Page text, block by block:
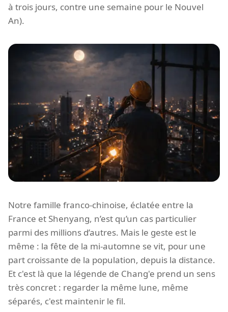
à trois jours, contre une semaine pour le Nouvel
An).
Notre famille franco-chinoise, éclatée entre la
France et Shenyang, n’est qu’un cas particulier
parmi des millions d’autres. Mais le geste est le
même : la fête de la mi-automne se vit, pour une
part croissante de la population, depuis la distance.
Et c'est là que la légende de Chang'e prend un sens
très concret : regarder la même lune, même
séparés, c'est maintenir le fil.